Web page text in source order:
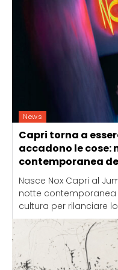
News
Capri torna a
accadono le cose:
contemporanea
Nasce Nox Capri al
notte contemporanea
cultura per rilanciare